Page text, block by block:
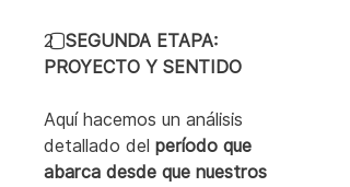
2️⃣ SEGUNDA ETAPA:
PROYECTO Y SENTIDO
Aquí hacemos un análisis
detallado del período que
abarca desde que nuestros